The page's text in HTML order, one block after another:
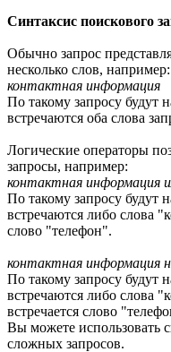
Синтаксис поискового
Обычно запрос
несколько слов, например:
контактная информация
По такому запросу будут
встречаются оба слова
Логические операторы
запросы, например:
контактная информация
По такому запросу будут
встречаются либо слова
слово "телефон".
контактная информация
По такому запросу будут
встречаются либо слова
встречается слово
Вы можете использовать
сложных запросов.